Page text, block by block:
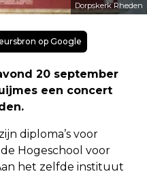
Dorpskerk Rheden
op Google
20 september
een concert
diploma’s voor
Hogeschool voor
het zelfde instituut